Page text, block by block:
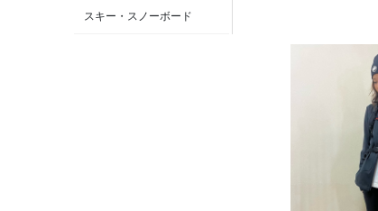
MAMMUT名古屋LACHIC
スキー・スノーボード